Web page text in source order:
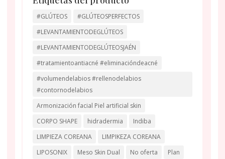
#GLÚTEOS
#GLÚTEOSPERFECTOS
#LEVANTAMIENTODEGLÚTEOS
#LEVANTAMIENTODEGLÚTEOSJAÉN
#tratamientoantiacné #eliminacióndeacné
#volumendelabios #rellenodelabios
#contornodelabios
Armonización facial Piel artificial skin
CORPO SHAPE
hidradermia
Indiba
LIMPIEZA COREANA
LIMPIKEZA COREANA
LIPOSONIX
Meso Skin Dual No oferta
Plan